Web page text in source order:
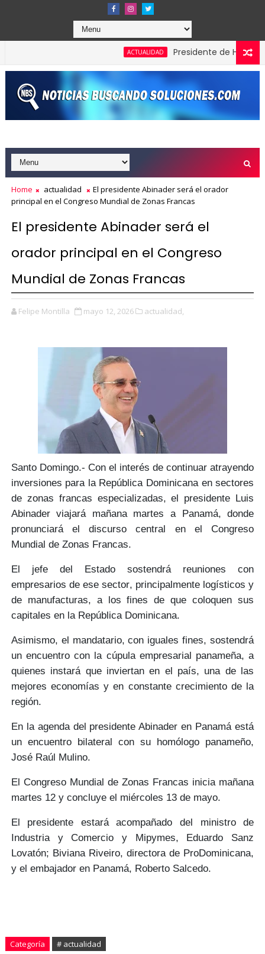
ACTUALIDAD Presidente de Honduras
Home actualidad
El presidente Abinader será el orador
principal en el Congreso Mundial de Zonas Francas
El presidente Abinader será el
orador principal en el Congreso
Mundial de Zonas Francas
Felipe Montilla mayo 12, 2026 actualidad,
Santo Domingo.- Con el interés decontinuar atrayendo
inversiones para la República Dominicana en sectores
de zonas francas especializadas, el presidente Luis
Abinaderviajará mañana martes a Panamá, donde
pronunciará el discurso central en elCongreso
Mundial de Zonas Francas.
El jefe del Estado sostendrá reuniones con
empresarios de ese sector, principalmente logísticos y
de manufacturas, a los fines de quecoloquen sus
capitales en la República Dominicana.
Asimismo, el mandatario, con iguales fines, sostendrá
un encuentro con la cúpula empresarial panameña, a
quienes instará que inviertan en el país, una de las
mejores economías y en constante crecimientode la
región.
En la agenda del presidente Abinader en Panamá está
un encuentro bilateral con su homólogo panameño,
José Raúl Mulino.
El Congreso Mundial de Zonas Francas inicia mañana
martes 12 y concluye el miércoles 13de mayo.
El presidente estará acompañado del ministro de
Industria y Comercio y Mipymes, Eduardo Sanz
Lovatón; Biviana Riveiro, directora de ProDominicana,
y el embajador en Panamá, Roberto Salcedo.
Categoría # actualidad